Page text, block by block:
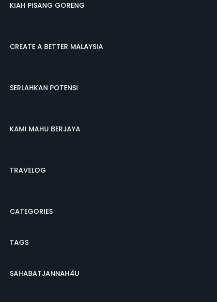
KIAH PISANG GORENG
CREATE A BETTER MALAYSIA
SERLAHKAN POTENSI
KAMI MAHU BERJAYA
TRAVELOG
CATEGORIES
TAGS
SAHABATJANNAH4U